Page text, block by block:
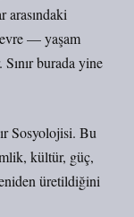
arasındaki
— yaşam
Sınır burada yine
Sosyolojisi. Bu
kültür, güç,
üretildiğini